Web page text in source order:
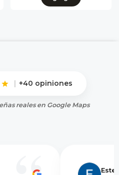
+40 opiniones
reales en Google Maps